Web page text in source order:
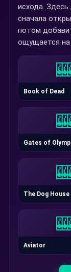
исхода.
сначала
потом
ощущается на
Book of Dead
Gates of
The Dog House
Aviator